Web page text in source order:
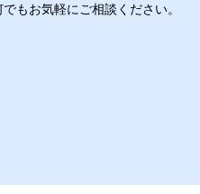
もお気軽にご相談ください。